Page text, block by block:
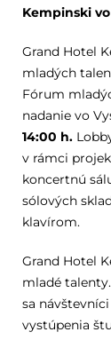
Kempinski
Grand Hotel
mladých
Fórum
nadanie vo
14:00 h.
v rámci
koncertnú
sólových
klavírom.
Grand Hotel
mladé
sa
vystúpenia